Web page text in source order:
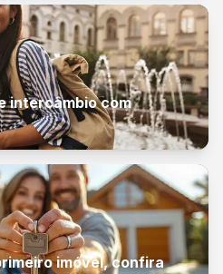
intercâmbio com
imóvel, confira